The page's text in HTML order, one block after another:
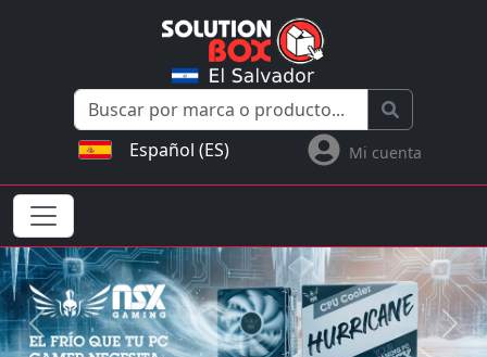
Español (ES) Mi cuenta
Previous Next